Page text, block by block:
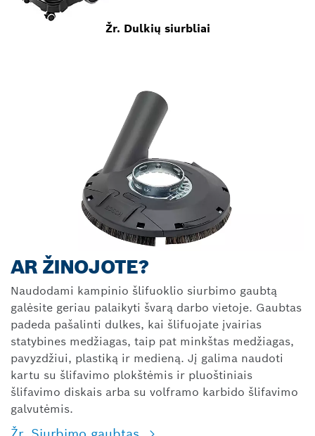
Žr. Dulkių siurbliai
AR ŽINOJOTE?
Naudodami kampinio šlifuoklio siurbimo gaubtą
galėsite geriau palaikyti švarą darbo vietoje. Gaubtas
padeda pašalinti dulkes, kai šlifuojate įvairias
statybines medžiagas, taip pat minkštas medžiagas,
pavyzdžiui, plastiką ir medieną. Jį galima naudoti
kartu su šlifavimo plokštėmis ir pluoštiniais
šlifavimo diskais arba su volframo karbido šlifavimo
galvutėmis.